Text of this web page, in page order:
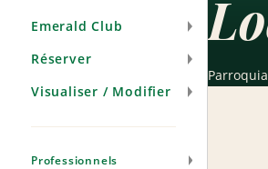
Emerald Club
Réserver
Visualiser / Modifier
Professionnels